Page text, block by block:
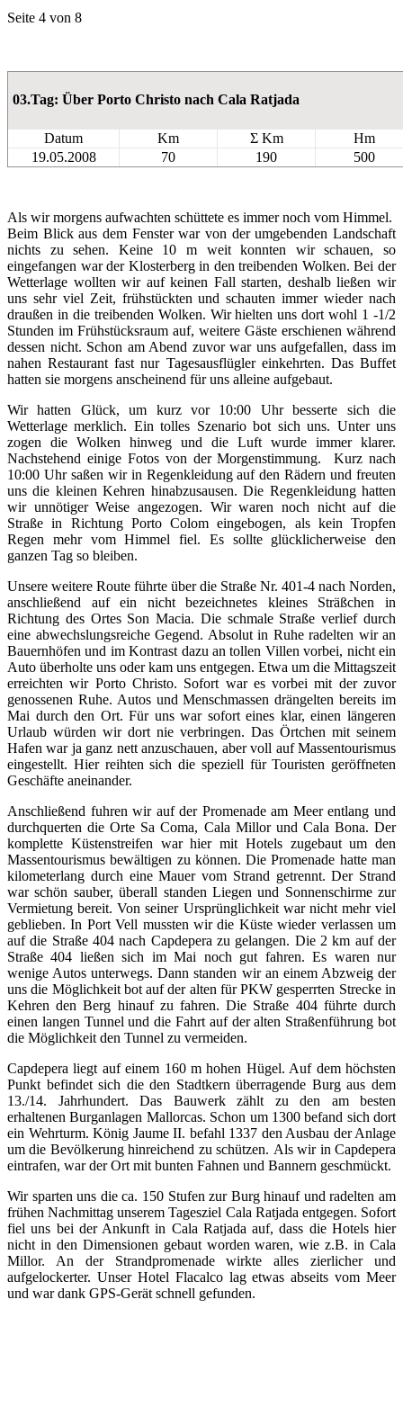
Seite 4 von 8
03.Tag: Über Porto Christo nach Cala Ratjada
Datum Km Σ Km
Hm
19.05.2008
70 190 500
Als wir morgens aufwachten schüttete es immer noch vom Himmel.
Beim Blick aus dem Fenster war von der umgebenden Landschaft
nichts zu sehen. Keine 10 m weit konnten wir schauen, so
eingefangen war der Klosterberg in den treibenden Wolken. Bei der
Wetterlage wollten wir auf keinen Fall starten, deshalb ließen wir
uns sehr viel Zeit, frühstückten und schauten immer wieder nach
draußen in die treibenden Wolken. Wir hielten uns dort wohl 1 -1/2
Stunden im Frühstücksraum auf, weitere Gäste erschienen während
dessen nicht. Schon am Abend zuvor war uns aufgefallen, dass im
nahen Restaurant fast nur Tagesausflügler einkehrten. Das Buffet
hatten sie morgens anscheinend für uns alleine aufgebaut.
Wir hatten Glück, um kurz vor 10:00 Uhr besserte sich die
Wetterlage merklich. Ein tolles Szenario bot sich uns. Unter uns
zogen die Wolken hinweg und die Luft wurde immer klarer.
Nachstehend einige Fotos von der Morgenstimmung. Kurz nach
10:00 Uhr saßen wir in Regenkleidung auf den Rädern und freuten
uns die kleinen Kehren hinabzusausen. Die Regenkleidung hatten
wir unnötiger Weise angezogen. Wir waren noch nicht auf die
Straße in Richtung Porto Colom eingebogen, als kein Tropfen
Regen mehr vom Himmel fiel. Es sollte glücklicherweise den
ganzen Tag so bleiben.
Unsere weitere Route führte über die Straße Nr. 401-4 nach Norden,
anschließend auf ein nicht bezeichnetes kleines Sträßchen in
Richtung des Ortes Son Macia. Die schmale Straße verlief durch
eine abwechslungsreiche Gegend. Absolut in Ruhe radelten wir an
Bauernhöfen und im Kontrast dazu an tollen Villen vorbei, nicht ein
Auto überholte uns oder kam uns entgegen. Etwa um die Mittagszeit
erreichten wir Porto Christo. Sofort war es vorbei mit der zuvor
genossenen Ruhe. Autos und Menschmassen drängelten bereits im
Mai durch den Ort. Für uns war sofort eines klar, einen längeren
Urlaub würden wir dort nie verbringen. Das Örtchen mit seinem
Hafen war ja ganz nett anzuschauen, aber voll auf Massentourismus
eingestellt. Hier reihten sich die speziell für Touristen geröffneten
Geschäfte aneinander.
Anschließend fuhren wir auf der Promenade am Meer entlang und
durchquerten die Orte Sa Coma, Cala Millor und Cala Bona. Der
komplette Küstenstreifen war hier mit Hotels zugebaut um den
Massentourismus bewältigen zu können. Die Promenade hatte man
kilometerlang durch eine Mauer vom Strand getrennt. Der Strand
war schön sauber, überall standen Liegen und Sonnenschirme zur
Vermietung bereit. Von seiner Ursprünglichkeit war nicht mehr viel
geblieben. In Port Vell mussten wir die Küste wieder verlassen um
auf die Straße 404 nach Capdepera zu gelangen. Die 2 km auf der
Straße 404 ließen sich im Mai noch gut fahren. Es waren nur
wenige Autos unterwegs. Dann standen wir an einem Abzweig der
uns die Möglichkeit bot auf der alten für PKW gesperrten Strecke in
Kehren den Berg hinauf zu fahren. Die Straße 404 führte durch
einen langen Tunnel und die Fahrt auf der alten Straßenführung bot
die Möglichkeit den Tunnel zu vermeiden.
Capdepera liegt auf einem 160 m hohen Hügel. Auf dem höchsten
Punkt befindet sich die den Stadtkern überragende Burg aus dem
13./14. Jahrhundert. Das Bauwerk zählt zu den am besten
erhaltenen Burganlagen Mallorcas. Schon um 1300 befand sich dort
ein Wehrturm. König Jaume II. befahl 1337 den Ausbau der Anlage
um die Bevölkerung hinreichend zu schützen. Als wir in Capdepera
eintrafen, war der Ort mit bunten Fahnen und Bannern geschmückt.
Wir sparten uns die ca. 150 Stufen zur Burg hinauf und radelten am
frühen Nachmittag unserem Tagesziel Cala Ratjada entgegen. Sofort
fiel uns bei der Ankunft in Cala Ratjada auf, dass die Hotels hier
nicht in den Dimensionen gebaut worden waren, wie z.B. in Cala
Millor. An der Strandpromenade wirkte alles zierlicher und
aufgelockerter. Unser Hotel Flacalco lag etwas abseits vom Meer
und war dank GPS-Gerät schnell gefunden.